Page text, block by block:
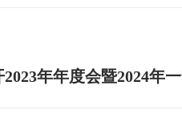
年年度会暨2024年